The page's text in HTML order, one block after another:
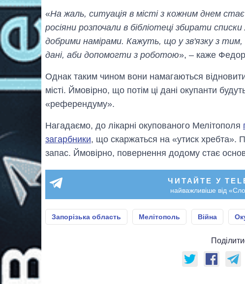
«На жаль, ситуація в місті з кожним днем
росіяни розпочали в бібліотеці збирати
добрими намірами. Кажуть, що у зв'язку з
дані, аби допомогти з роботою», – каже
Однак таким чином вони намагаються
місті. Ймовірно, що потім ці дані окупанти
«референдуму».
Нагадаємо, до лікарні окупованого Мелітополя
загарбники, що скаржаться на «утиск хребта».
запас. Ймовірно, повернення додому стає
ЧИТАЙТЕ У
найважливіше від
Запорізька область Мелітополь Війна